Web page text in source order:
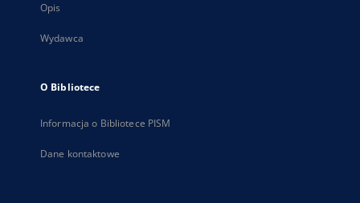
Opis
Wydawca
O Bibliotece
Informacja o Bibliotece PISM
Dane kontaktowe